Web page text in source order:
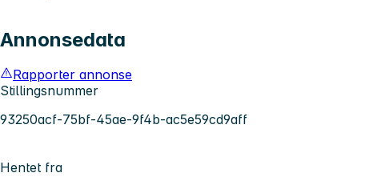
Annonsedata
Rapporter annonse
Stillingsnummer
93250acf-75bf-45ae-9f4b-ac5e59cd9aff
Hentet fra